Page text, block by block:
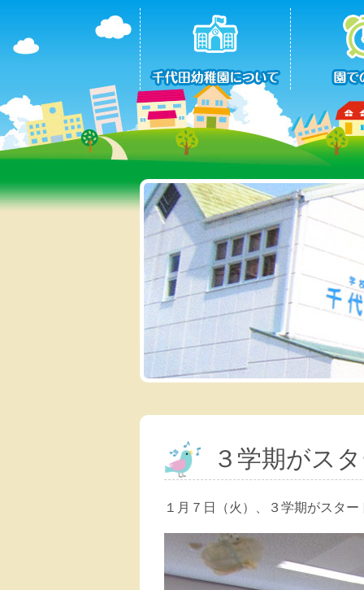
３学期がス
１月７日（火）、３学期がスタ